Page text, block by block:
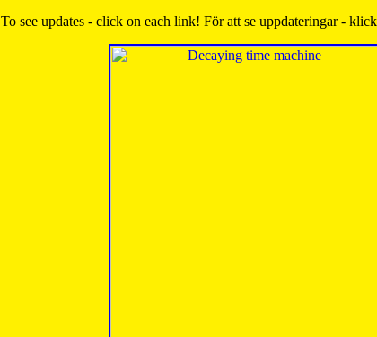
To see updates - click on each link! För att se uppdateringar -